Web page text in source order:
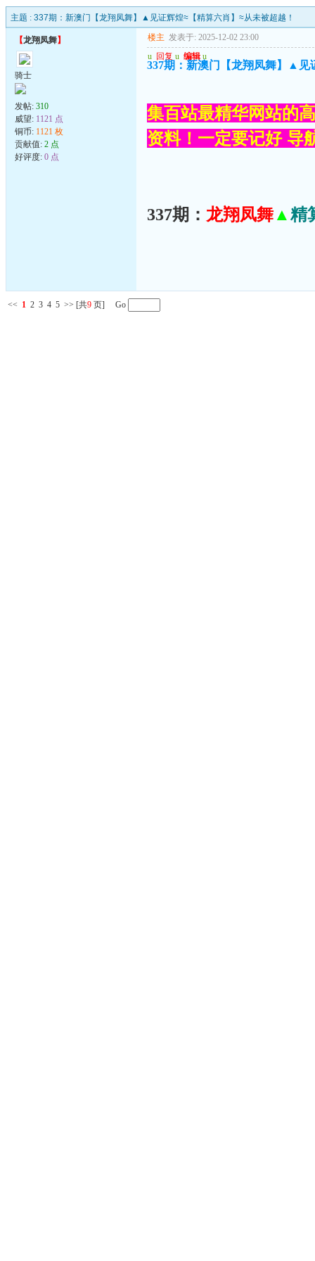
主题 : 337期：新澳门【龙翔凤舞】▲见证辉煌≈【精算六肖】≈从未被超越！
【龙翔凤舞】
骑士
发帖: 310
威望: 1121 点
铜币: 1121 枚
贡献值: 2 点
好评度: 0 点
楼主 发表于: 2025-12-02 23:00
u 回复 u 编辑 u
337期：新澳门【龙翔凤舞】▲见
集百站最精华网站的
资料！一定要记好 导
337期： 龙翔凤舞▲精
<< 1 2 3 4 5 >> [共9 页] Go